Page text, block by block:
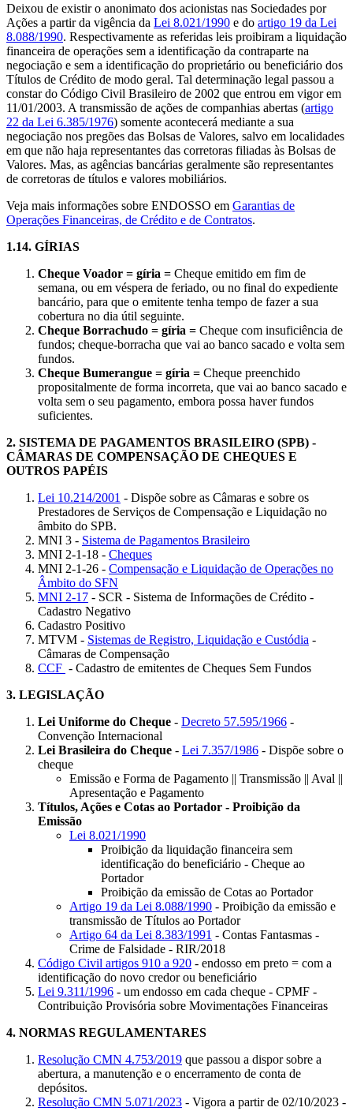
Deixou de existir o anonimato dos acionistas nas Sociedades por
Ações a partir da vigência da Lei 8.021/1990 e do artigo 19 da Lei
8.088/1990. Respectivamente as referidas leis proibiram a liquidação
financeira de operações sem a identificação da contraparte na
negociação e sem a identificação do proprietário ou beneficiário dos
Títulos de Crédito de modo geral. Tal determinação legal passou a
constar do Código Civil Brasileiro de 2002 que entrou em vigor em
11/01/2003. A transmissão de ações de companhias abertas (artigo
22 da Lei 6.385/1976) somente acontecerá mediante a sua
negociação nos pregões das Bolsas de Valores, salvo em localidades
em que não haja representantes das corretoras filiadas às Bolsas de
Valores. Mas, as agências bancárias geralmente são representantes
de corretoras de títulos e valores mobiliários.
Veja mais informações sobre ENDOSSO em Garantias de
Operações Financeiras, de Crédito e de Contratos.
1.14. GÍRIAS
Cheque Voador = gíria = Cheque emitido em fim de
semana, ou em véspera de feriado, ou no final do expediente
bancário, para que o emitente tenha tempo de fazer a sua
cobertura no dia útil seguinte.
Cheque Borrachudo = gíria = Cheque com insuficiência de
fundos; cheque-borracha que vai ao banco sacado e volta sem
fundos.
Cheque Bumerangue = gíria = Cheque preenchido
propositalmente de forma incorreta, que vai ao banco sacado e
volta sem o seu pagamento, embora possa haver fundos
suficientes.
2. SISTEMA DE PAGAMENTOS BRASILEIRO (SPB) -
CÂMARAS DE COMPENSAÇÃO DE CHEQUES E
OUTROS PAPÉIS
Lei 10.214/2001 - Dispõe sobre as Câmaras e sobre os
Prestadores de Serviços de Compensação e Liquidação no
âmbito do SPB.
MNI 3 - Sistema de Pagamentos Brasileiro
MNI 2-1-18 - Cheques
MNI 2-1-26 - Compensação e Liquidação de Operações no
Âmbito do SFN
MNI 2-17 - SCR - Sistema de Informações de Crédito -
Cadastro Negativo
Cadastro Positivo
MTVM - Sistemas de Registro, Liquidação e Custódia -
Câmaras de Compensação
CCF - Cadastro de emitentes de Cheques Sem Fundos
3. LEGISLAÇÃO
Lei Uniforme do Cheque - Decreto 57.595/1966 -
Convenção Internacional
Lei Brasileira do Cheque - Lei 7.357/1986 - Dispõe sobre o
cheque
Emissão e Forma de Pagamento || Transmissão || Aval ||
Apresentação e Pagamento
Títulos, Ações e Cotas ao Portador - Proibição da
Emissão
Lei 8.021/1990
Proibição da liquidação financeira sem
identificação do beneficiário - Cheque ao
Portador
Proibição da emissão de Cotas ao Portador
Artigo 19 da Lei 8.088/1990 - Proibição da emissão e
transmissão de Títulos ao Portador
Artigo 64 da Lei 8.383/1991 - Contas Fantasmas -
Crime de Falsidade - RIR/2018
Código Civil artigos 910 a 920 - endosso em preto = com a
identificação do novo credor ou beneficiário
Lei 9.311/1996 - um endosso em cada cheque - CPMF -
Contribuição Provisória sobre Movimentações Financeiras
4. NORMAS REGULAMENTARES
Resolução CMN 4.753/2019 que passou a dispor sobre a
abertura, a manutenção e o encerramento de conta de
depósitos.
Resolução CMN 5.071/2023 - Vigora a partir de 02/10/2023 -